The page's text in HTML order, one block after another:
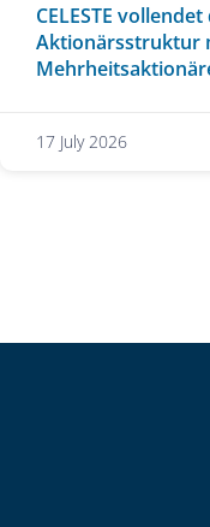
CELESTE
Aktionärsstruktur
17 July 2026